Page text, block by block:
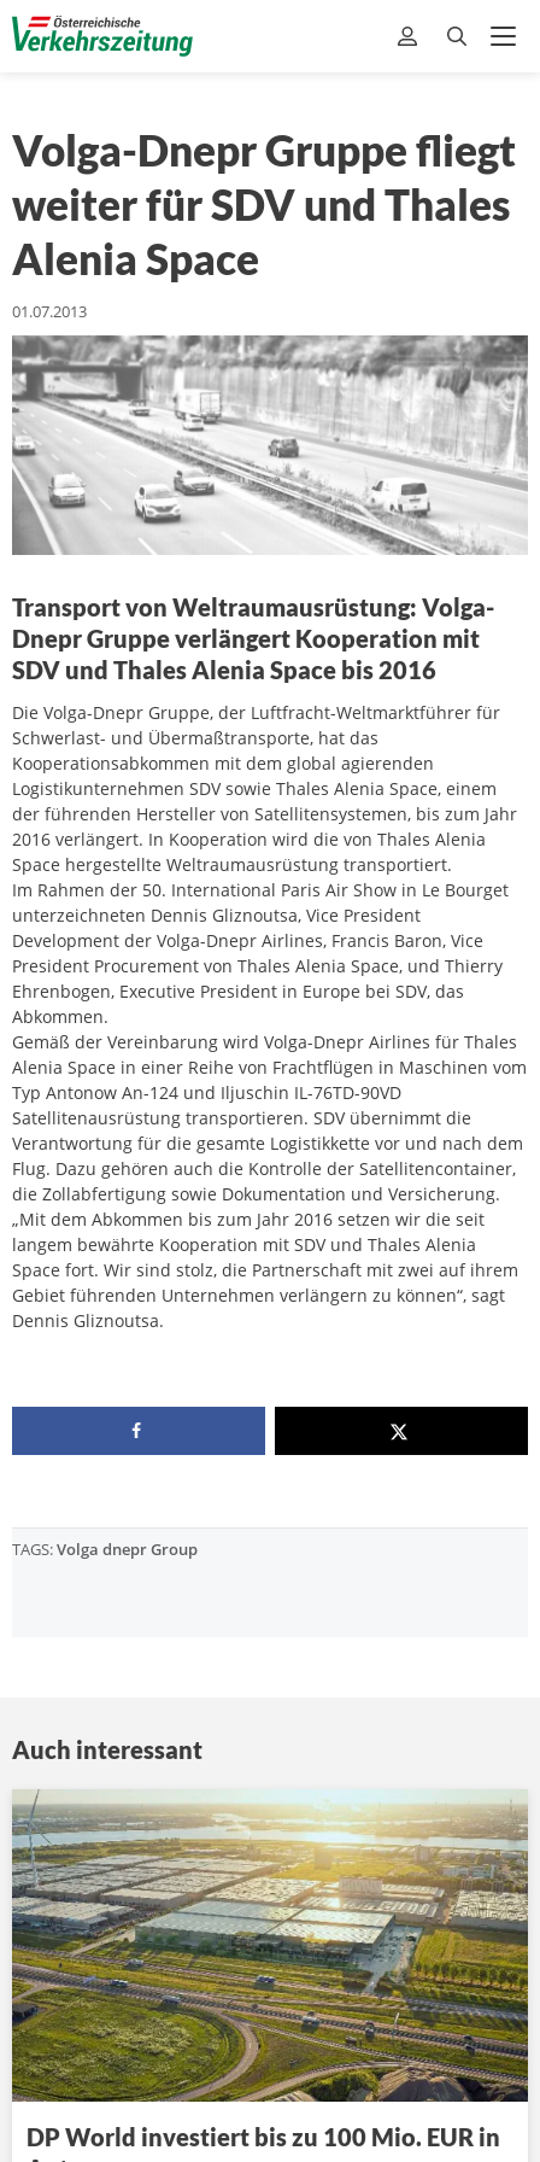
Volga-Dnepr Gruppe fliegt
weiter für SDV und Thales
Alenia Space
01.07.2013
Transport von Weltraumausrüstung: Volga-
Dnepr Gruppe verlängert Kooperation mit
SDV und Thales Alenia Space bis 2016
Die Volga-Dnepr Gruppe, der Luftfracht-Weltmarktführer für
Schwerlast- und Übermaßtransporte, hat das
Kooperationsabkommen mit dem global agierenden
Logistikunternehmen SDV sowie Thales Alenia Space, einem
der führenden Hersteller von Satellitensystemen, bis zum Jahr
2016 verlängert. In Kooperation wird die von Thales Alenia
Space hergestellte Weltraumausrüstung transportiert.
Im Rahmen der 50. International Paris Air Show in Le Bourget
unterzeichneten Dennis Gliznoutsa, Vice President
Development der Volga-Dnepr Airlines, Francis Baron, Vice
President Procurement von Thales Alenia Space, und Thierry
Ehrenbogen, Executive President in Europe bei SDV, das
Abkommen.
Gemäß der Vereinbarung wird Volga-Dnepr Airlines für Thales
Alenia Space in einer Reihe von Frachtflügen in Maschinen vom
Typ Antonow An-124 und Iljuschin IL-76TD-90VD
Satellitenausrüstung transportieren. SDV übernimmt die
Verantwortung für die gesamte Logistikkette vor und nach dem
Flug. Dazu gehören auch die Kontrolle der Satellitencontainer,
die Zollabfertigung sowie Dokumentation und Versicherung.
„Mit dem Abkommen bis zum Jahr 2016 setzen wir die seit
langem bewährte Kooperation mit SDV und Thales Alenia
Space fort. Wir sind stolz, die Partnerschaft mit zwei auf ihrem
Gebiet führenden Unternehmen verlängern zu können“, sagt
Dennis Gliznoutsa.
TAGS:Volga dnepr Group
Auch interessant
DP World investiert bis zu 100 Mio. EUR in